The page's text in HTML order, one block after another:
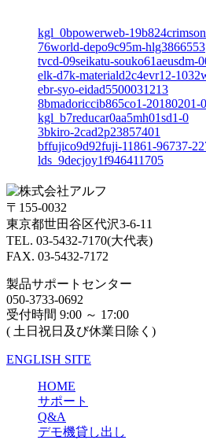
kgl_0bpowerweb-
76world-depo9c95m-hlg3866553
tvcd-09seikatu-souko61aeusdm-
elk-d7k-materiald2c4evr12-
ebr-syo-eidad5500031213
8bmadoriccib865co1-20180201-
kgl_b7reducar0aa5mh01sd1-0
3bkiro-2cad2p23857401
bffujico9d92fuji-11861-96737-
lds_9decjoy1f946411705
〒155-0032
東京都世田谷区代沢3-6-11
TEL. 03-5432-7170(大代表)
FAX. 03-5432-7172
製品サポートセンター
050-3733-0692
受付時間 9:00 ～ 17:00
( 土日祝日及び休業日除く)
ENGLISH SITE
HOME
サポート
Q&A
デモ機貸し出し